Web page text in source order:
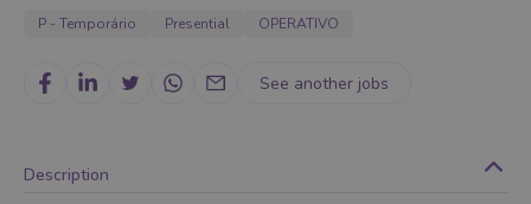
P - Temporário Presential OPERATIVO
See another jobs
Description